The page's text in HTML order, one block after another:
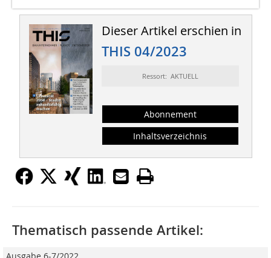
Dieser Artikel erschien in
THIS 04/2023
Ressort: AKTUELL
Abonnement
Inhaltsverzeichnis
Thematisch passende Artikel: